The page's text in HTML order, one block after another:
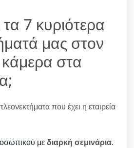
τα 7 κυριότερα
μας στον
στα
που έχει η εταιρεία
μεδιαρκή σεμινάρια.